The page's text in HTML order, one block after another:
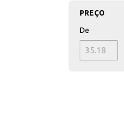
PREÇO
De